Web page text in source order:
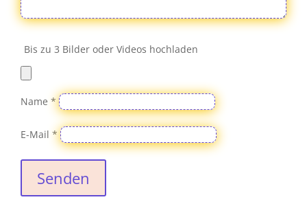
Bis zu 3 Bilder oder Videos hochladen
Name*
E-Mail*
Senden